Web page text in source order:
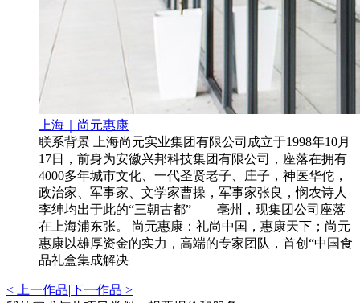
上海｜尚元惠康
联系背景 上海尚元实业集团有限公司成立于1998年10月
17日，前身为安徽兴邦科技集团有限公司，座落在拥有
4000多年城市文化、一代圣贤老子、庄子，神医华佗，
政治家、军事家、文学家曹操，军事家张良，悯农诗人
李绅均出于此的“三朝古都”——亳州，现集团公司座落
在上海浦东张。 尚元惠康：礼尚中国，惠康天下；尚元
惠康以雄厚资金的实力，高端的专家团队，首创“中国食
品礼盒集成解决
< 上一作品|下一作品 >